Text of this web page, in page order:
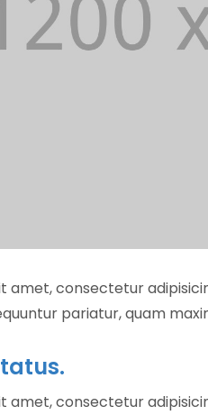
amet, consectetur
pariatur, quam
amet, consectetur